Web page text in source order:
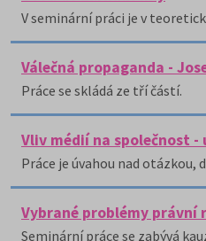
V seminární práci je v
Válečná propaganda -
Práce se skládá ze tří částí.
Vliv médií na společnost -
Práce je úvahou nad otázkou,
Vybrané problémy právní
Seminární práce se zabývá